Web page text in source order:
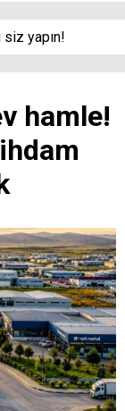
siz yapın!
hamle!